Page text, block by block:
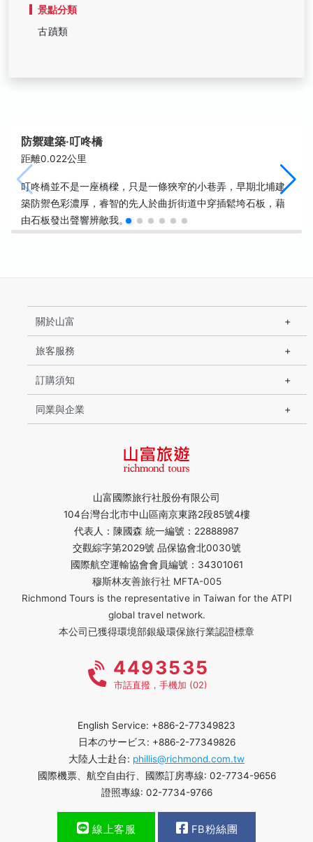
景點分類
古蹟類
防禦建築‧叮咚橋
距離0.022公里
叮咚橋並不是一座橋樑，只是一條狹窄的小巷弄，早期北埔建
築防禦色彩濃厚，睿智的先人於曲折街道中穿插鬆垮石板，藉
由石板發出聲響辨敵我。
山富國際旅行社股份有限公司
104台灣台北市中山區南京東路2段85號4樓
代表人：陳國森 統一編號：22888987
交觀綜字第2029號 品保協會北0030號
國際航空運輸協會會員編號：34301061
穆斯林友善旅行社 MFTA-005
Richmond Tours is the representative in Taiwan for the ATPI
global travel network.
本公司已獲得環境部銀級環保旅行業認證標章
關於山富
旅客服務
訂購須知
同業與企業
4493535
市話直撥，手機加 (02)
English Service: +886-2-77349823
日本のサービス: +886-2-77349826
大陸人士赴台: phillis@richmond.com.tw
國際機票、航空自由行、國際訂房專線: 02-7734-9656
證照專線: 02-7734-9766
線上客服 FB粉絲團